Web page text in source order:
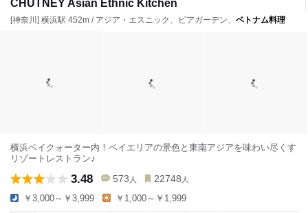
CHUTNEY Asian Ethnic Kitchen
[神奈川] 横浜駅 452m / アジア・エスニック、ビアガーデン、 ベトナム料理
横浜ベイクォーター内！ベイエリアの景色と東南アジアを味わい尽くす
リゾートレストラン♪
3.48 573 人 22748 人
￥3,000～￥3,999 ￥1,000～￥1,999